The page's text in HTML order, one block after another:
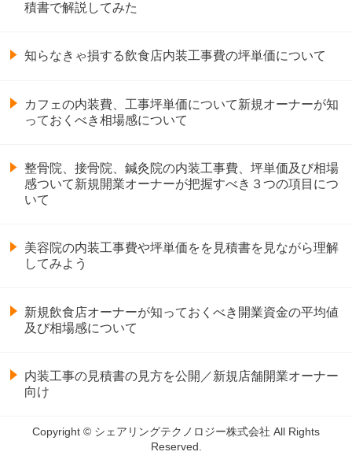
積書で解説してみた
知らなきゃ損する飲食店内装工事費の坪単価について
カフェの内装費、工事坪単価について新規オーナーが知
っておくべき相場感について
整骨院、接骨院、鍼灸院の内装工事費、坪単価及び相場
感ついて新規開業オーナーが把握すべき３つの項目につ
いて
美容院の内装工事費や坪単価をを見積書を見ながら理解
してみよう
新規飲食店オーナーが知っておくべき開業資金の平均値
及び相場感について
内装工事の見積書の見方を公開／新規店舗開業オーナー
向け
Copyright © シェアリングテクノロジー株式会社 All Rights
Reserved.